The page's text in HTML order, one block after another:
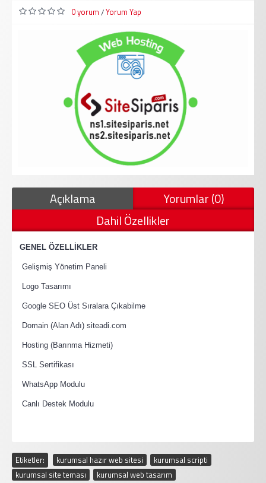
0 yorum /Yorum Yap
Açıklama
Yorumlar (0)
Dahil Özellikler
GENEL ÖZELLİKLER
Gelişmiş Yönetim Paneli
Logo Tasarımı
Google SEO Üst Sıralara Çıkabilme
Domain (Alan Adı) siteadi.com
Hosting (Barınma Hizmeti)
SSL Sertifikası
WhatsApp Modulu
Canlı Destek Modulu
Etiketler: kurumsal hazır web sitesi kurumsal scripti
kurumsal site teması
kurumsal web tasarım